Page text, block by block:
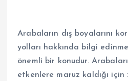
Arabaların dış boyalarını
yolları hakkında bilgi
önemli bir konudur.
etkenlere maruz kaldığı